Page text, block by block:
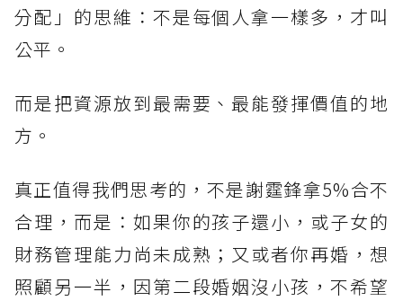
分配」的思維：不是每個人拿一樣多，才叫
公平。
而是把資源放到最需要、最能發揮價值的地
方。
真正值得我們思考的，不是謝霆鋒拿5%合不
合理，而是：如果你的孩子還小，或子女的
財務管理能力尚未成熟；又或者你再婚，想
照顧另一半，因第二段婚姻沒小孩，不希望